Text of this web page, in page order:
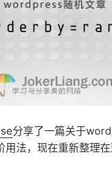
分享了一篇关于
用法，现在重新整理